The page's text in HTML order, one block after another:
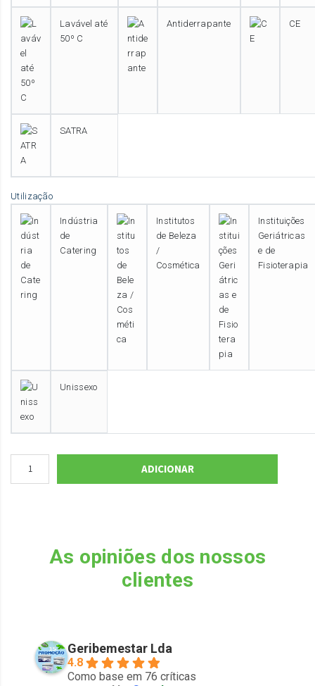
Lavável até
50º C
Antiderrapante CE
SATRA
Utilização
Indústria
de
Catering
Institutos
de Beleza
/
Cosmética
Instituições
Geriátricas
e de
Fisioterapia
Unissexo
ADICIONAR
As opiniões dos nossos
clientes
Geribemestar Lda
4.8
Como base em 76 críticas